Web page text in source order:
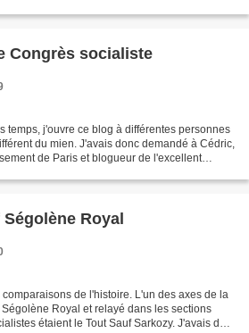
Congrès socialiste
temps, j'ouvre ce blog à différentes personnes
du mien. J'avais donc demandé à Cédric,
de Paris et blogueur de l'excellent
Royal
de l'histoire. L'un des axes de la
Royal et relayé dans les sections
étaient le Tout Sauf Sarkozy. J'avais déjà